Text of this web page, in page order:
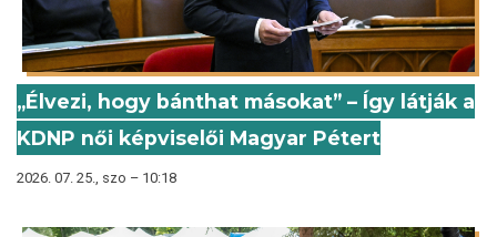
„Élvezi, hogy bánthat másokat” – Így látják a
KDNP női képviselői Magyar Pétert
2026. 07. 25., szo – 10:18